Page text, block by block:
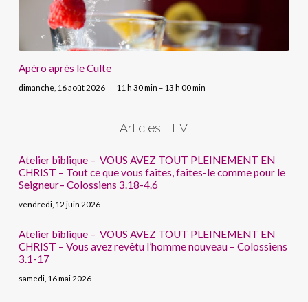
Apéro après le Culte
dimanche, 16 août 2026 11 h 30 min – 13 h 00 min
Articles EEV
Atelier biblique – VOUS AVEZ TOUT PLEINEMENT EN
CHRIST – Tout ce que vous faites, faites-le comme pour le
Seigneur– Colossiens 3.18-4.6
vendredi, 12 juin 2026
Atelier biblique – VOUS AVEZ TOUT PLEINEMENT EN
CHRIST – Vous avez revêtu l’homme nouveau – Colossiens
3.1-17
samedi, 16 mai 2026